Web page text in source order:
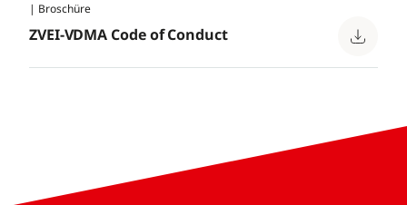
| Broschüre
ZVEI-VDMA Code of Conduct